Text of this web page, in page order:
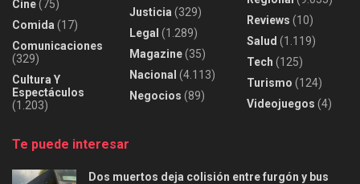
Cine(75)
Comida (17)
Comunicaciones
(329)
Cultura Y
Espectáculos
(1.203)
Justicia (329)
Legal (1.289)
Magazine(35)
Nacional (4.113)
Negocios (89)
Reviews (10)
Salud (1.119)
Tech (125)
Turismo (124)
Videojuegos (4)
Te puede interesar
Dos muertos deja colisión entre furgón y bus